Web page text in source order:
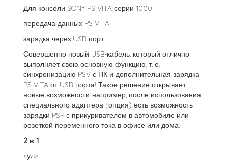
Для консоли SONY PS VITA серии 1000
передача данных PS VITA
зарядка через USB-порт
Совершенно новый USB-кабель, который отлично
выполняет свою основную функцию, т. е.
синхронизацию PSV с ПК и дополнительная зарядка
PS VITA от USB-порта! Такое решение открывает
новые возможности-например, после использования
специального адаптера (опция) есть возможность
зарядки PSP с прикуривателем в автомобиле или
розеткой переменного тока в офисе или дома.
2 в 1
<ул>